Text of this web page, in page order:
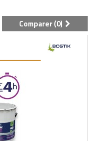
Comparer (0)